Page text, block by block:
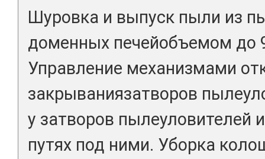
Шуровка и выпуск пыли из
доменных печейобъемом до
Управление механизмами
закрываниязатворов
у затворов пылеуловителей
путях под ними. Уборка